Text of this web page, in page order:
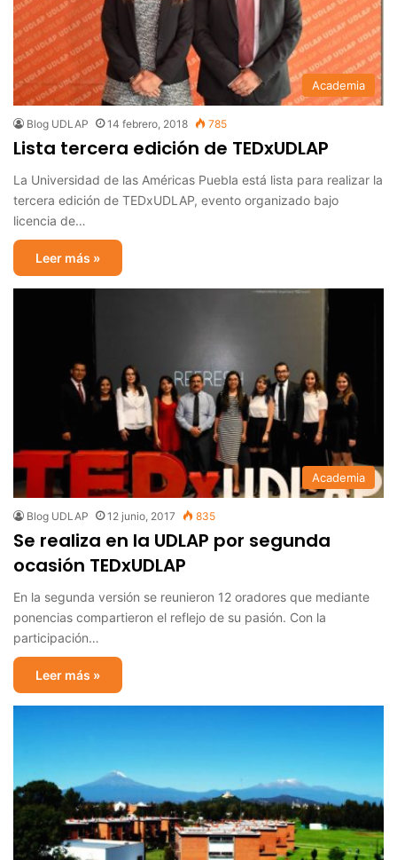
Academia
Blog UDLAP 14 febrero, 2018 785
Lista tercera edición de TEDxUDLAP
La Universidad de las Américas Puebla está lista para realizar la
tercera edición de TEDxUDLAP, evento organizado bajo
licencia de…
Leer más »
Academia
Blog UDLAP 12 junio, 2017 835
Se realiza en la UDLAP por segunda
ocasión TEDxUDLAP
En la segunda versión se reunieron 12 oradores que mediante
ponencias compartieron el reflejo de su pasión. Con la
participación…
Leer más »